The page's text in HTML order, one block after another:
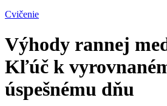
Cvičenie
Výhody rannej
Kľúč k
úspešnému dňu